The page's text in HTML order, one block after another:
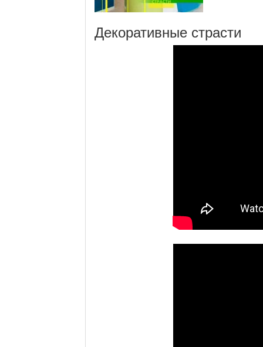
Декоративные страсти